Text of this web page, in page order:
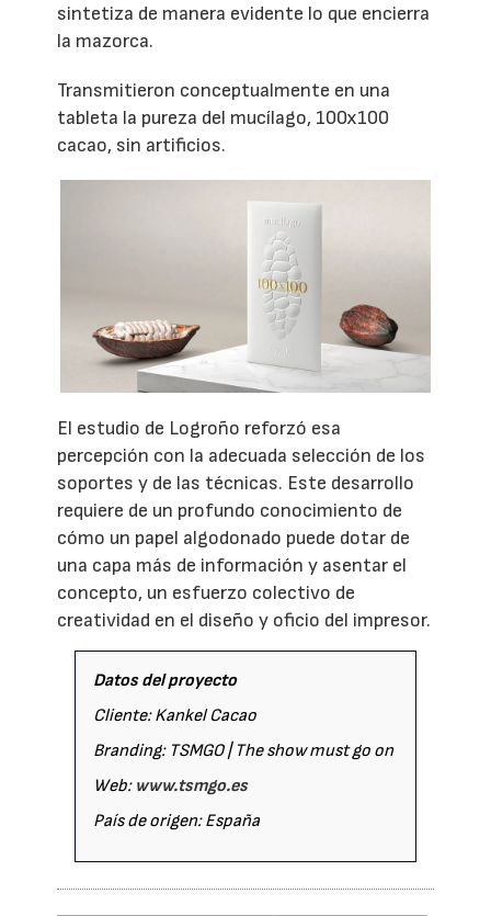
sintetiza de manera evidente lo que encierra
la mazorca.
Transmitieron conceptualmente en una
tableta la pureza del mucílago, 100x100
cacao, sin artificios.
El estudio de Logroño reforzó esa
percepción con la adecuada selección de los
soportes y de las técnicas. Este desarrollo
requiere de un profundo conocimiento de
cómo un papel algodonado puede dotar de
una capa más de información y asentar el
concepto, un esfuerzo colectivo de
creatividad en el diseño y oficio del impresor.
Datos del proyecto
Cliente: Kankel Cacao
Branding: TSMGO | The show must go on
Web:www.tsmgo.es
País de origen: España